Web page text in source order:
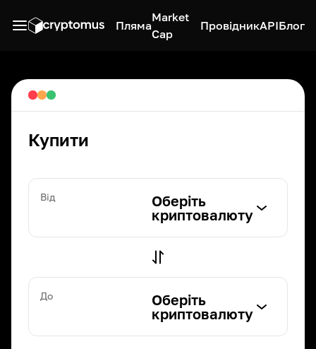
Пляма
Market
Cap
ПровідникAPIБлог
Купити
Від
Оберіть
криптовалюту
До
Оберіть
криптовалюту